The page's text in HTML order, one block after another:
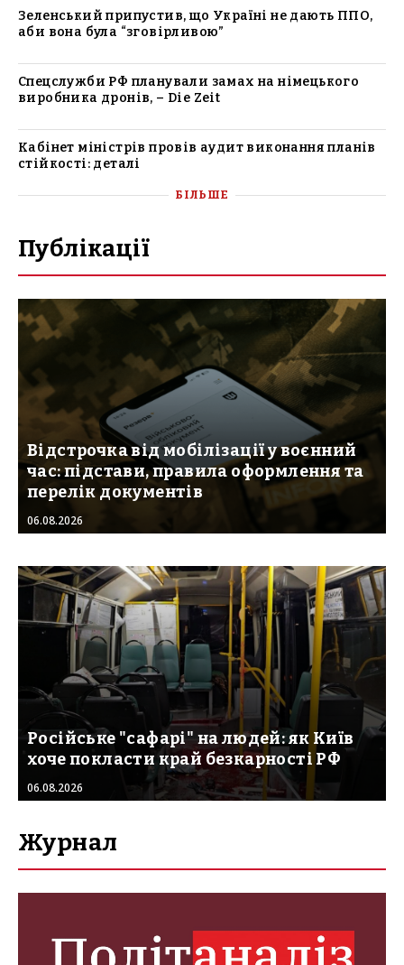
Зеленський припустив, що Україні не дають ППО,
аби вона була “зговірливою”
Спецслужби РФ планували замах на німецького
виробника дронів, – Die Zeit
Кабінет міністрів провів аудит виконання планів
стійкості: деталі
БІЛЬШЕ
Публікації
Відстрочка від мобілізації у воєнний
час: підстави, правила оформлення та
перелік документів
06.08.2026
Російське "сафарі" на людей: як Київ
хоче покласти край безкарності РФ
06.08.2026
Журнал